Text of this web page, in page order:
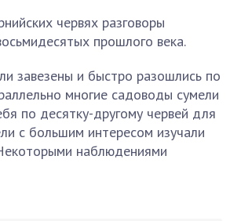
червях разговоры
прошлого века.
завезены и быстро разошлись по
многие садоводы сумели
по десятку-другому червей для
с большим интересом изучали
наблюдениями